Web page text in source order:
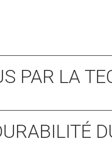
PAR LA